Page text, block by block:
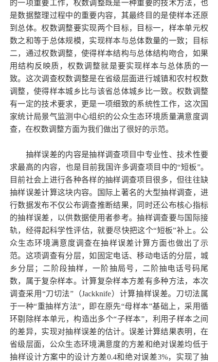
的一项重要工作，权数调整既是一种重要的技术方法，也
是数据整理过程中的重要内容，其最终目的是使样本还原
到总体。权数调整要实现两个目标，目标一，样本单元权
数之和等于总体规模，实现样本与总体数量的一致；目标
二，通过权数调整，使得样本结构与总体结构吻合，如果
用结构反映质，权数调整就是要实现样本与总体质的一
致。这次调查权数调整是在省级层面进行城镇和农村权数
调整，使得样本城乡比与该省总体城乡比一致。权数调整
有一定的技术要求，更是一项细致的系统性工作，这次国
家统计局景气监测中心组织的公众生态环境质量满意度调
查，在权数调整方面为我们做出了很好的示范。
抽样误差的内容是抽样调查项目中专业性、技术性要
求最高的内容，也是目前我国许多调查项目中的“短板”。
目前社会上进行各种各样的抽样调查项目很多，但往往缺
抽样误差计算这块内容。国际上著名的大型抽样调查，进
行数据发布不仅公布调查推断结果，同时还公布核心指标
的抽样误差，以供数据使用者参考。抽样调查要与国际接
轨，经得起科学性评估，就要尽快把这个“短板”补上。公
众生态环境满意度调查在抽样误差计算方面也做出了示
范。这项调查有分层，如固定电话、移动电话的分层，城
乡分层；二阶段抽样，一阶抽局号，二阶抽电话号码尾
数，属于复杂样本。计算复杂样本方差有多种方法，本次
调查采用“刀切法”（Jackknife）计算抽样误差。刀切法属
于一种“重抽样方法”，即在原先“母样本”基础上，采用循
环剔除样本单元，构造出多个“子样本”，利用子样本之间
的差异，实现对抽样误差的估计。误差计算结果表明，在
省级层面，公众生态环境满意度的方差和绝对误差均低于
抽样设计方案中的设计方差0.4和绝对误差3%，实现了抽